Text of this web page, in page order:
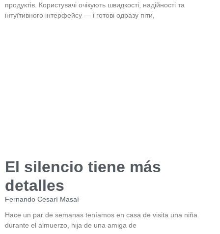
продуктів. Користувачі очікують швидкості, надійності та
інтуїтивного інтерфейсу — і готові одразу піти,
El silencio tiene más
detalles
Fernando Cesarí Masaí
Hace un par de semanas teníamos en casa de visita una niña
durante el almuerzo, hija de una amiga de